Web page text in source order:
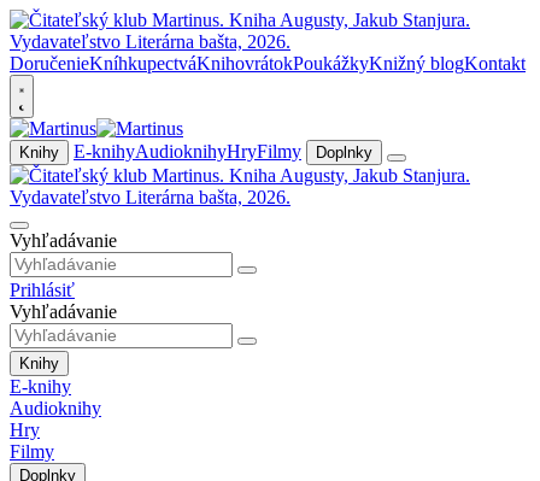
DoručenieKníhkupectváKnihovrátokPoukážkyKnižný blogKontakt
Knihy E-knihyAudioknihyHryFilmy Doplnky
Vyhľadávanie
Prihlásiť
Vyhľadávanie
Knihy
E-knihy
Audioknihy
Hry
Filmy
Doplnky